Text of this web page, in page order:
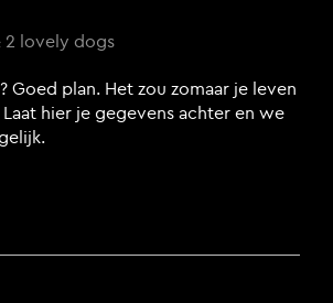
2 lovely dogs
Goed plan. Het zou zomaar je leven
hier je gegevens achter en we